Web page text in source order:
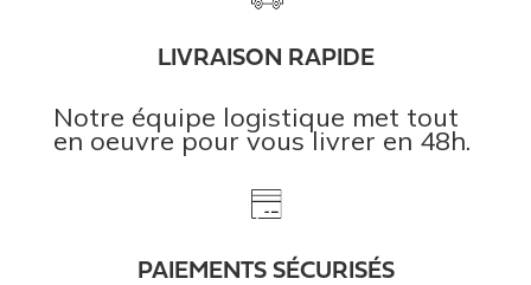
LIVRAISON RAPIDE
Notre équipe logistique met tout
en oeuvre pour vous livrer en 48h.
PAIEMENTS SÉCURISÉS